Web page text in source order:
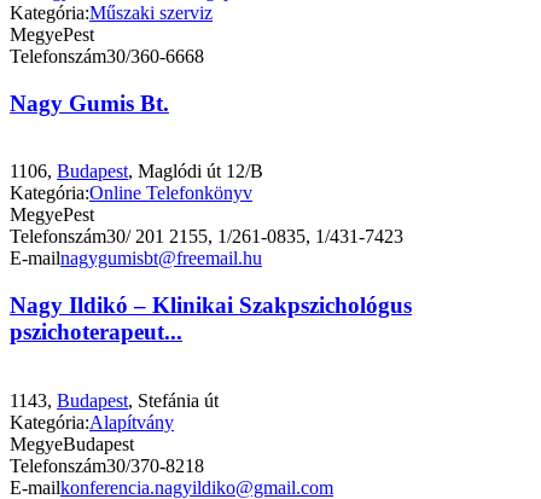
Kategória:Műszaki szerviz
MegyePest
Telefonszám30/360-6668
Nagy Gumis Bt.
1106, Budapest, Maglódi út 12/B
Kategória:Online Telefonkönyv
MegyePest
Telefonszám30/ 201 2155, 1/261-0835, 1/431-7423
E-mailnagygumisbt@freemail.hu
Nagy Ildikó – Klinikai Szakpszichológus
pszichoterapeut...
1143, Budapest, Stefánia út
Kategória:Alapítvány
MegyeBudapest
Telefonszám30/370-8218
E-mailkonferencia.nagyildiko@gmail.com